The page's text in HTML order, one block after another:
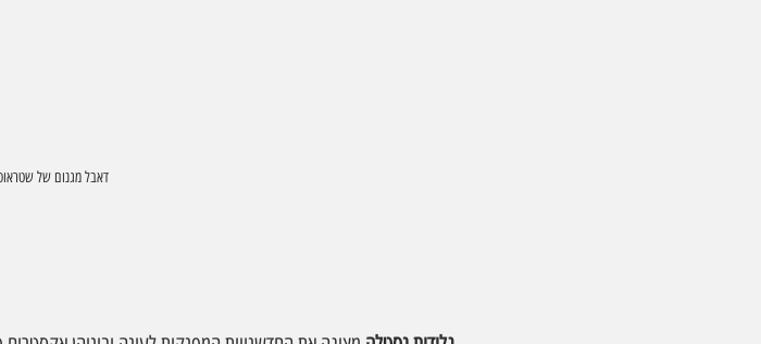
דאבל מגנום של